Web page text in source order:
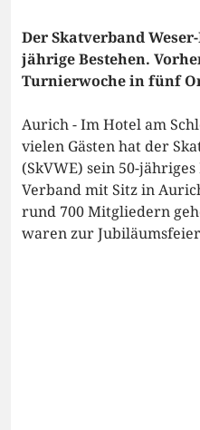
Der Skatverband
jährige Bestehen.
Turnierwoche in fünf
Aurich - Im Hotel am
vielen Gästen hat der
(SkVWE) sein 50-
Verband mit Sitz in
rund 700 Mitgliedern
waren zur